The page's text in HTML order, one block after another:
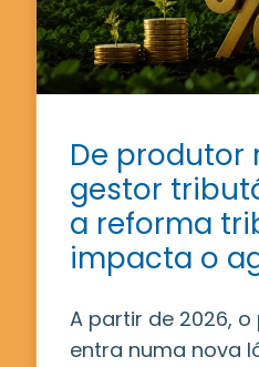
De produtor
gestor
a reforma
impacta o
A partir de 2026,
entra numa nova